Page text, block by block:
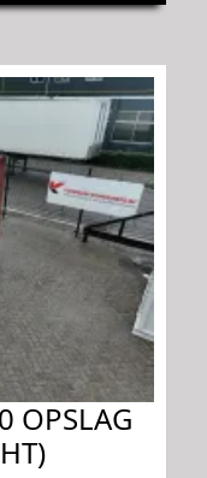
OPSLAG